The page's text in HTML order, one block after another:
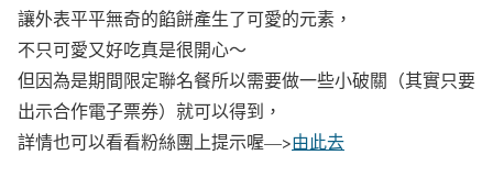
讓外表平平無奇的餡餅產生了可愛的元素，
不只可愛又好吃真是很開心～
但因為是期間限定聯名餐所以需要做一些小破關（其實只要
出示合作電子票券）就可以得到，
詳情也可以看看粉絲團上提示喔—>由此去